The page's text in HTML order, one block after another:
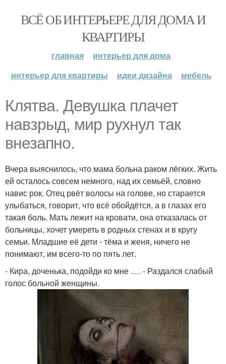
ВСЁ ОБ ИНТЕРЬЕРЕ ДЛЯ ДОМА И
КВАРТИРЫ
главная
интерьер для дома
интерьер для квартиры
идеи дизайна мебель
Клятва. Девушка плачет
навзрыд, мир рухнул так
внезапно.
Вчера выяснилось, что мама больна раком лёгких. Жить
ей осталось совсем немного, над их семьёй, словно
навис рок. Отец рвёт волосы на голове, но старается
улыбаться, говорит, что всё обойдётся, а в глазах его
такая боль. Мать лежит на кровати, она отказалась от
больницы, хочет умереть в родных стенах и в кругу
семьи. Младшие её дети - тёма и женя, ничего не
понимают, им всего-то по пять лет.
- Кира, доченька, подойди ко мне …. - Раздался слабый
голос больной женщины.